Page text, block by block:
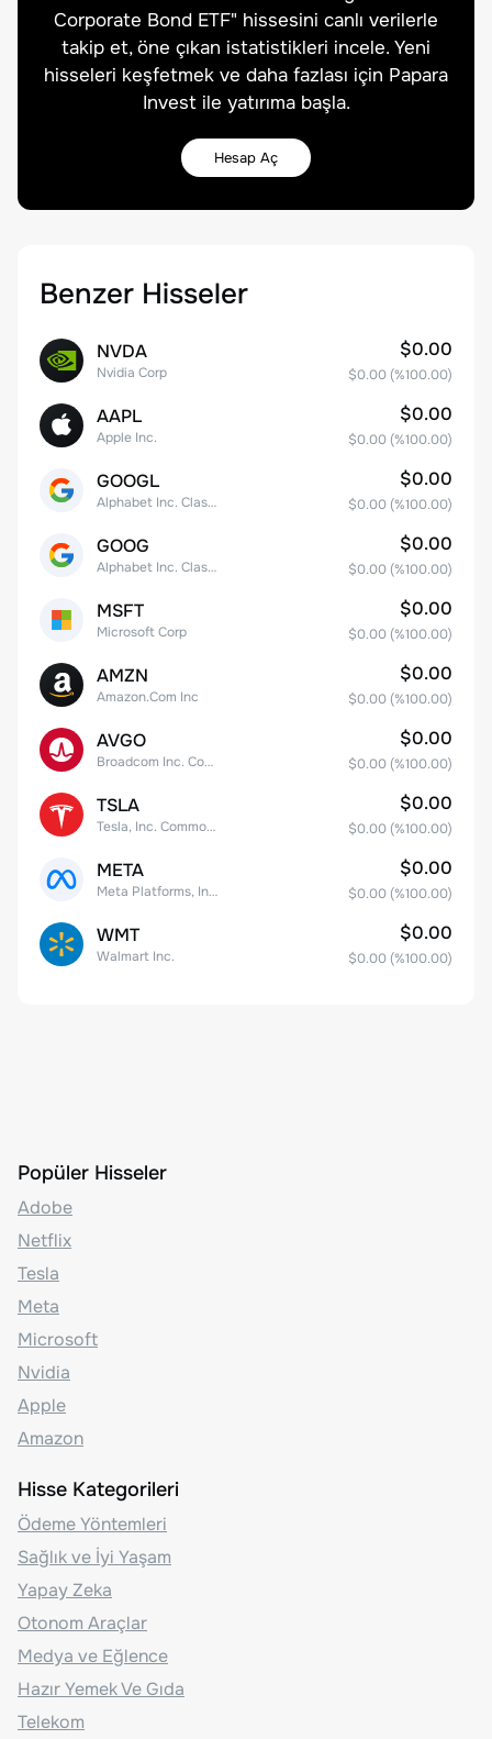
Corporate Bond ETF" hissesini canlı verilerle
takip et, öne çıkan istatistikleri incele. Yeni
hisseleri keşfetmek ve daha fazlası için Papara
Invest ile yatırıma başla.
Hesap Aç
Benzer Hisseler
NVDA
Nvidia Corp
$0.00
$0.00 (%100.00)
AAPL
Apple Inc.
$0.00
$0.00 (%100.00)
GOOGL
Alphabet Inc. Class A Common Stock
$0.00
$0.00 (%100.00)
GOOG
Alphabet Inc. Class C Capital Stock
$0.00
$0.00 (%100.00)
MSFT
Microsoft Corp
$0.00
$0.00 (%100.00)
AMZN
Amazon.Com Inc
$0.00
$0.00 (%100.00)
AVGO
Broadcom Inc. Common Stock
$0.00
$0.00 (%100.00)
TSLA
Tesla, Inc. Common Stock
$0.00
$0.00 (%100.00)
META
Meta Platforms, Inc. Class A Common Stock
$0.00
$0.00 (%100.00)
WMT
Walmart Inc.
$0.00
$0.00 (%100.00)
Popüler Hisseler
Adobe
Netflix
Tesla
Meta
Microsoft
Nvidia
Apple
Amazon
Hisse Kategorileri
Ödeme Yöntemleri
Sağlık ve İyi Yaşam
Yapay Zeka
Otonom Araçlar
Medya ve Eğlence
Hazır Yemek Ve Gıda
Telekom